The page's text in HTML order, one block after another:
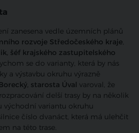
zanesena vedle územních plánů
rozvoje Středočeského kraje,
šéf krajského zastupitelského
se do varianty, která by nás
a výstavbu okruhu výrazně
starosta Úval varoval, že
delší trasy by na několik
východní variantu okruhu
číslo dvanáct, která má ulehčit
na této trase.